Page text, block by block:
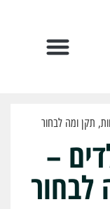
תקן ומה לבחור
–
לבחור